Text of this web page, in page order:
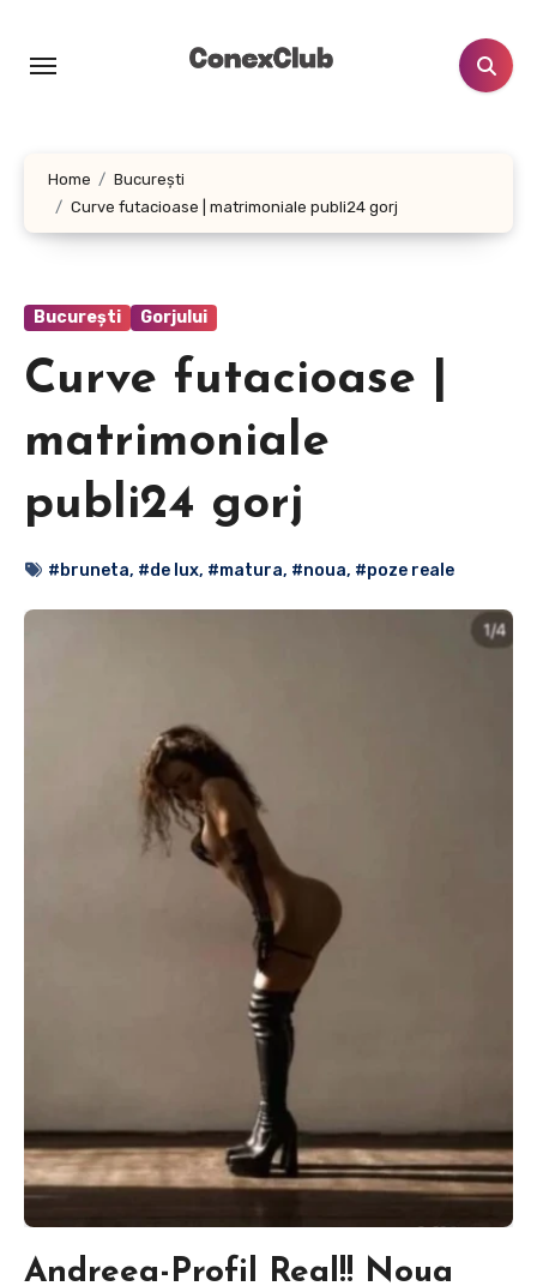
content
Home
București
Curve futacioase | matrimoniale publi24 gorj
București Gorjului
Curve futacioase |
matrimoniale
publi24 gorj
#bruneta, #de lux, #matura, #noua, #poze reale
Andreea-Profil Real!! Noua